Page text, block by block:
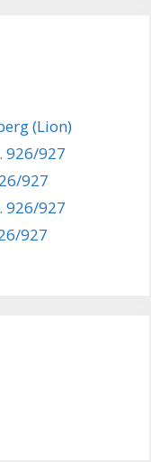
(Lion)
926/927
927
926/927
927